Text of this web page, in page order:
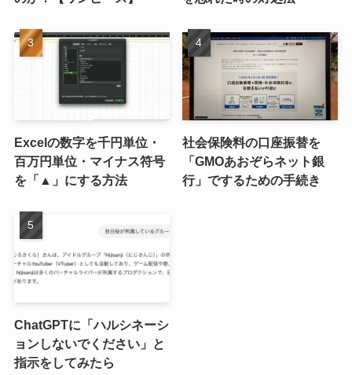
Excelの数字を千円単位・
百万円単位・マイナス符号
を「▲」にする方法
社会保険料の口座振替を
「GMOあおぞらネット銀
行」でするための手続き
ChatGPTに「ハルシネーシ
ョンしないでください」と
指示をしてみたら